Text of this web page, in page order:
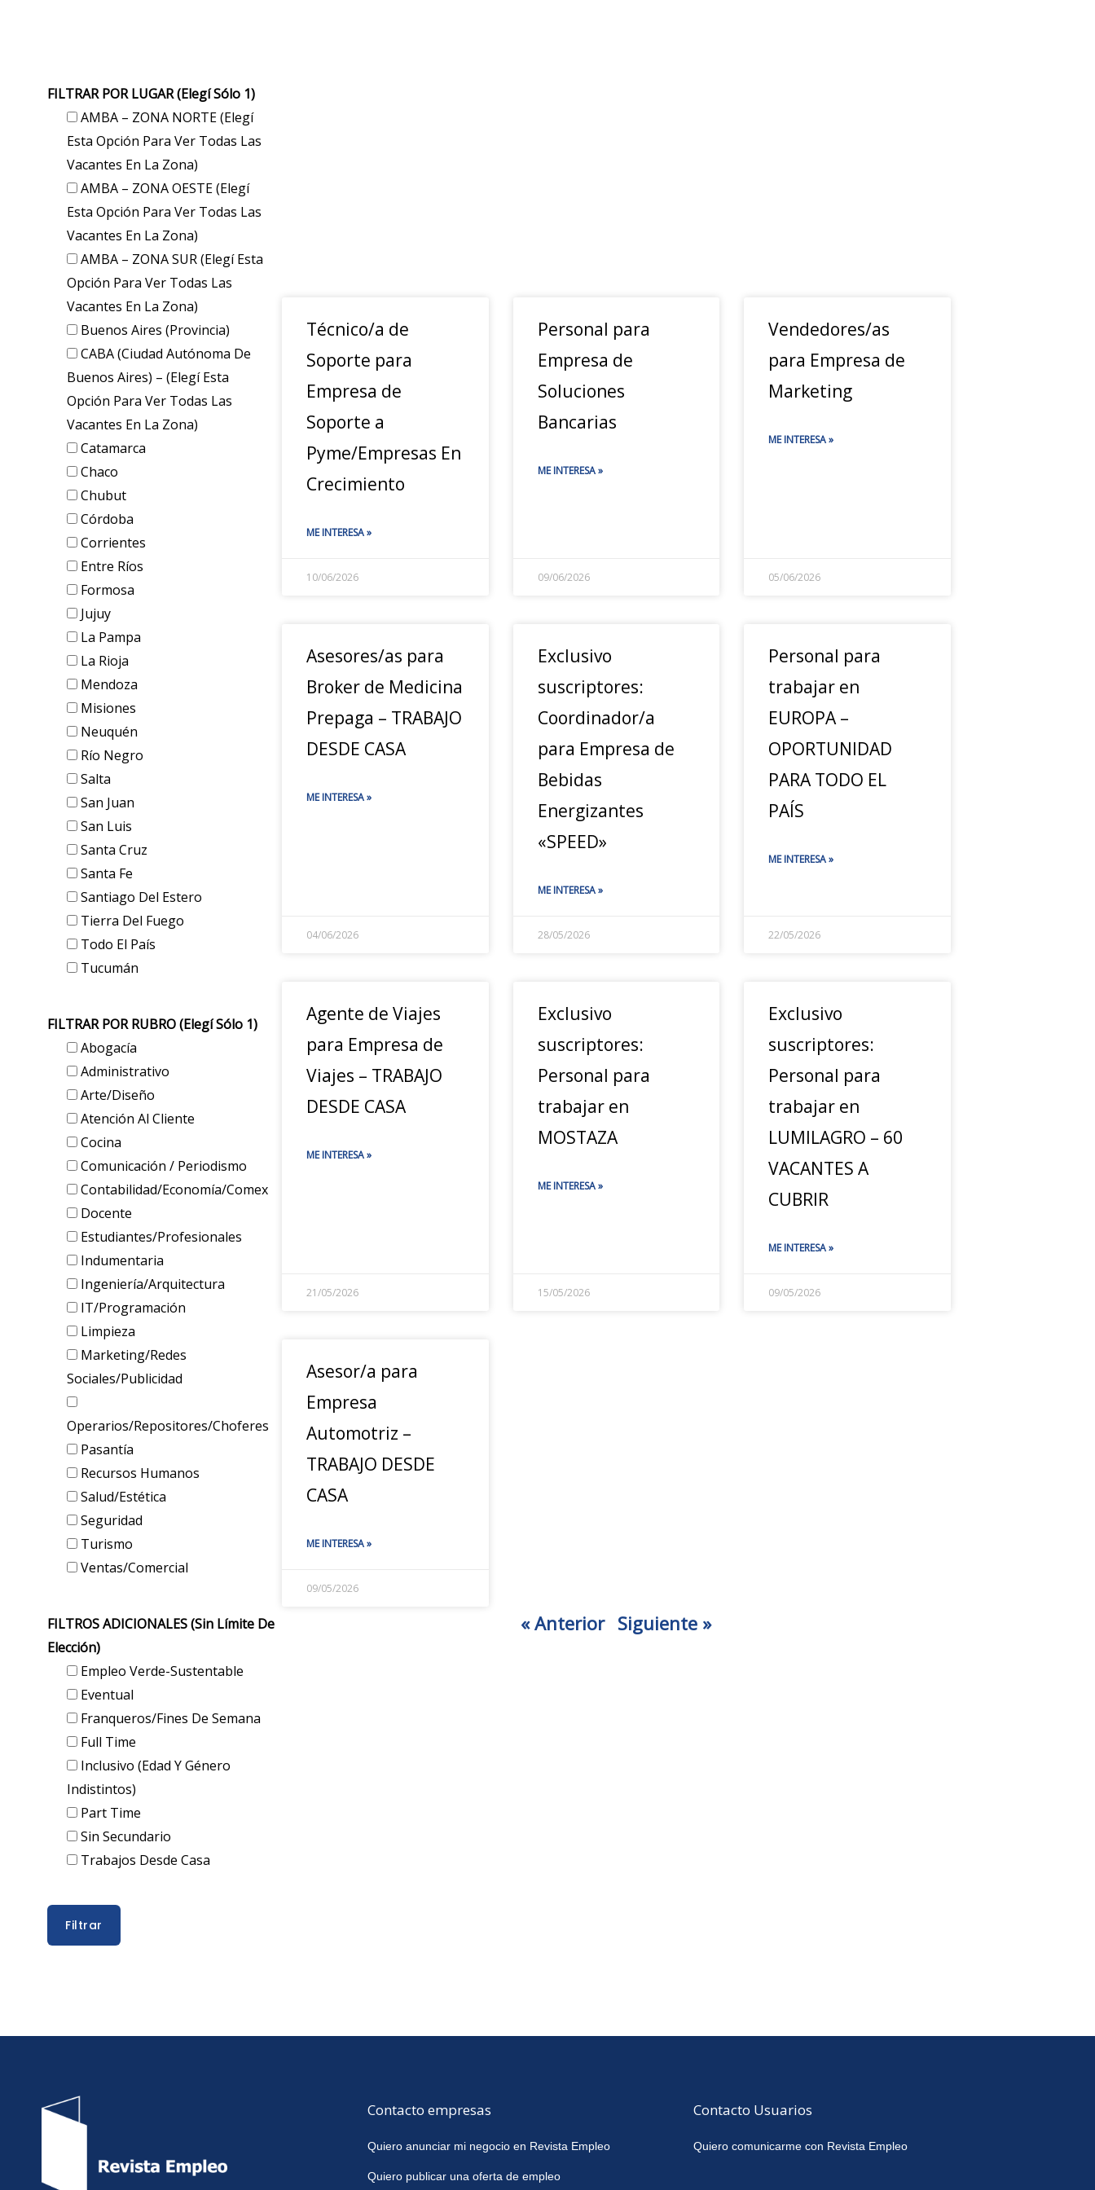
FILTRAR POR LUGAR (elegí Sólo 1)
AMBA – ZONA NORTE (elegí
Esta Opción Para Ver Todas Las
Vacantes En La Zona)
AMBA – ZONA OESTE (elegí
Esta Opción Para Ver Todas Las
Vacantes En La Zona)
AMBA – ZONA SUR (elegí Esta
Opción Para Ver Todas Las
Vacantes En La Zona)
Buenos Aires (provincia)
CABA (Ciudad Autónoma De
Buenos Aires) – (elegí Esta
Opción Para Ver Todas Las
Vacantes En La Zona)
Catamarca
Chaco
Chubut
Córdoba
Corrientes
Entre Ríos
Formosa
Jujuy
La Pampa
La Rioja
Mendoza
Misiones
Neuquén
Río Negro
Salta
San Juan
San Luis
Santa Cruz
Santa Fe
Santiago Del Estero
Tierra Del Fuego
Todo El País
Tucumán
FILTRAR POR RUBRO (elegí Sólo 1)
Abogacía
Administrativo
Arte/Diseño
Atención Al Cliente
Cocina
Comunicación / Periodismo
Contabilidad/Economía/Comex
Docente
Estudiantes/Profesionales
Indumentaria
Ingeniería/Arquitectura
IT/Programación
Limpieza
Marketing/Redes
Sociales/Publicidad
Operarios/Repositores/Choferes
Pasantía
Recursos Humanos
Salud/Estética
Seguridad
Turismo
Ventas/Comercial
FILTROS ADICIONALES (sin Límite De
Elección)
Empleo Verde-Sustentable
Eventual
Franqueros/Fines De Semana
Full Time
Inclusivo (edad Y Género
Indistintos)
Part Time
Sin Secundario
Trabajos Desde Casa
Técnico/a de
Soporte para
Empresa de
Soporte a
Pyme/Empresas En
Crecimiento
ME INTERESA »
10/06/2026
Personal para
Empresa de
Soluciones
Bancarias
ME INTERESA »
09/06/2026
Vendedores/as
para Empresa de
Marketing
ME INTERESA »
05/06/2026
Asesores/as para
Broker de Medicina
Prepaga – TRABAJO
DESDE CASA
ME INTERESA »
04/06/2026
Exclusivo
suscriptores:
Coordinador/a
para Empresa de
Bebidas
Energizantes
«SPEED»
ME INTERESA »
28/05/2026
Personal para
trabajar en
EUROPA –
OPORTUNIDAD
PARA TODO EL
PAÍS
ME INTERESA »
22/05/2026
Agente de Viajes
para Empresa de
Viajes – TRABAJO
DESDE CASA
ME INTERESA »
21/05/2026
Exclusivo
suscriptores:
Personal para
trabajar en
MOSTAZA
ME INTERESA »
15/05/2026
Exclusivo
suscriptores:
Personal para
trabajar en
LUMILAGRO – 60
VACANTES A
CUBRIR
ME INTERESA »
09/05/2026
Asesor/a para
Empresa
Automotriz –
TRABAJO DESDE
CASA
ME INTERESA »
09/05/2026
« Anterior Siguiente »
Contacto empresas
Quiero anunciar mi negocio en Revista Empleo
Quiero publicar una oferta de empleo
Contacto Usuarios
Quiero comunicarme con Revista Empleo